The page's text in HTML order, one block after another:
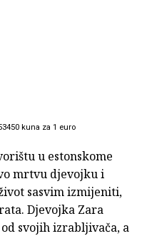
kuna za 1 euro
u estonskome
mrtvu djevojku i
sasvim izmijeniti,
Djevojka Zara
svojih izrabljivača, a